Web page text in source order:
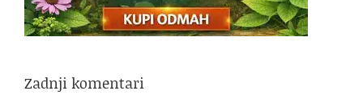
Zadnji komentari